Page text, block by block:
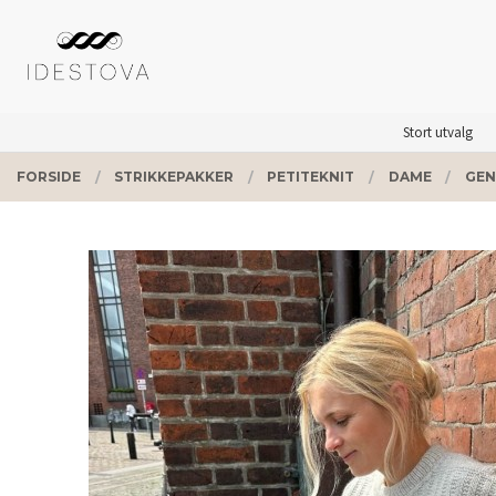
innholdet
Stort utvalg
PRODUKTER
FORSIDE STRIKKEPAKKER PETITEKNIT DAME